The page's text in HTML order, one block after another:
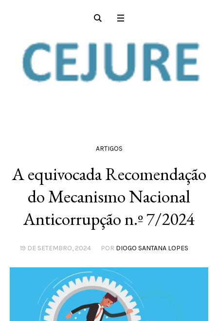
ARTIGOS
A equivocada Recomendação
do Mecanismo Nacional
Anticorrupção n.º 7/2024
19 DE SETEMBRO, 2024 POR DIOGO SANTANA LOPES